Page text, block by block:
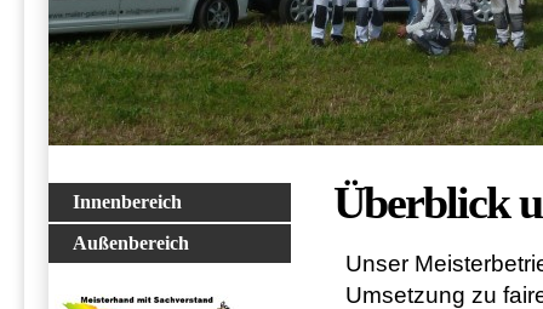
Innenbereich
Außenbereich
Überblick
Unser
Umsetzung zu